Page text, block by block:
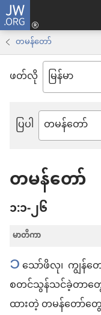
JW.ORG
တမန်တော်
ဖတ်လို
ပြပါ
ကျမ်း
တမန်တော်
၁:၁-၂၆
မာတိကာ
၁သော်ဖိလု၊ ကျွန်
စတင်သွန်သင်ခဲ့တာတွ
ထားတဲ့ တမန်တော်တွ